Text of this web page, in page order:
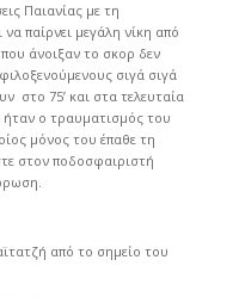
Παιανίας με τη
παίρνει μεγάλη νίκη από
άνοιξαν το σκορ δεν
σιγά σιγά
στο 75’ και στα τελευταία
ήταν ο τραυματισμός του
μόνος του έπαθε τη
στον ποδοσφαιριστή
από το σημείο του